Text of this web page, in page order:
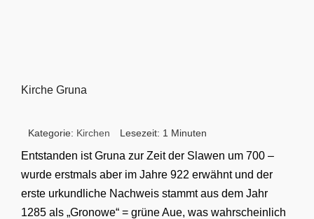
Kirche Gruna
Kategorie: Kirchen Lesezeit: 1 Minuten
Entstanden ist Gruna zur Zeit der Slawen um 700 –
wurde erstmals aber im Jahre 922 erwähnt und der
erste urkundliche Nachweis stammt aus dem Jahr
1285 als „Gronowe“ = grüne Aue, was wahrscheinlich